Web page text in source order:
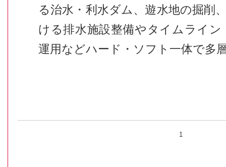
る治水・利水ダム、遊水地の掘削
ける排水施設整備やタイムライ
運用などハード・ソフト一体で多
1